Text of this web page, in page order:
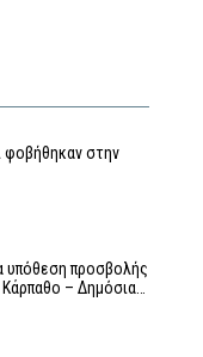
φοβήθηκαν στην
υπόθεση προσβολής
– Δημόσια…